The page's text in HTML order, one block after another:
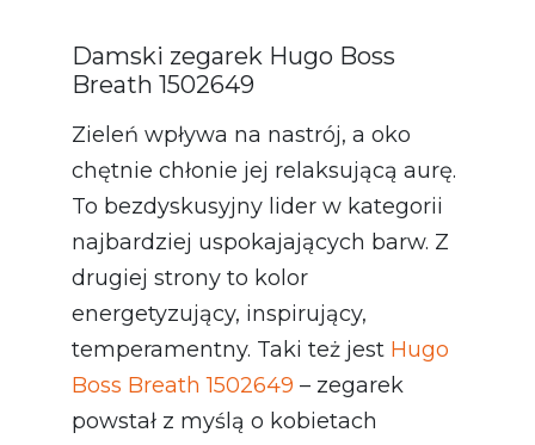
Damski zegarek Hugo Boss
Breath 1502649
Zieleń wpływa na nastrój, a oko
chętnie chłonie jej relaksującą aurę.
To bezdyskusyjny lider w kategorii
najbardziej uspokajających barw. Z
drugiej strony to kolor
energetyzujący, inspirujący,
temperamentny. Taki też jest Hugo
Boss Breath 1502649 – zegarek
powstał z myślą o kobietach